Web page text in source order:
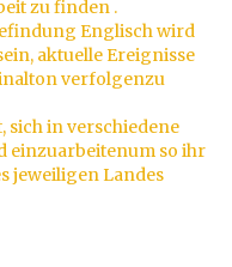
zu finden .
Englisch wird
aktuelle Ereignisse
verfolgenzu
sich in verschiedene
einzuarbeitenum so ihr
jeweiligen Landes